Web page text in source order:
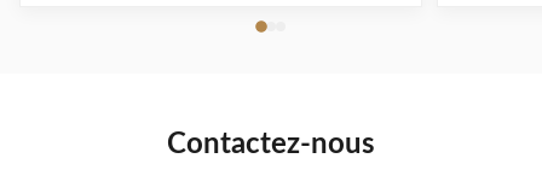
l'impression professionnelle de bureau La recherche
Contactez-nous